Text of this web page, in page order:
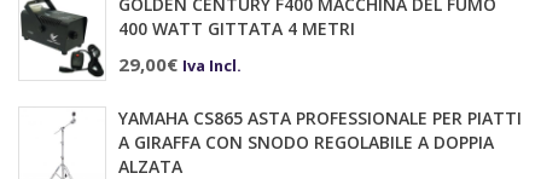
400 WATT GITTATA 4 METRI
29,00€ Iva Incl.
YAMAHA CS865 ASTA PROFESSIONALE PER PIATTI
A GIRAFFA CON SNODO REGOLABILE A DOPPIA
ALZATA